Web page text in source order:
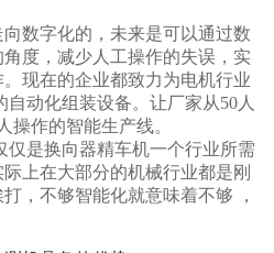
数字化的，未来是可以通过数
度，减少人工操作的失误，实
现在的企业都致力为电机行业
动化组装设备。让厂家从50人
操作的智能生产线。
是换向器精车机一个行业所需
上在大部分的机械行业都是刚
，不够智能化就意味着不够 ，